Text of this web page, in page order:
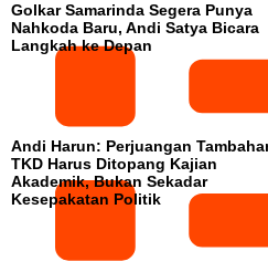
Golkar Samarinda Segera Punya
Nahkoda Baru, Andi Satya Bicara
Langkah ke Depan
Andi Harun: Perjuangan
TKD Harus Ditopang Kajian
Akademik, Bukan Sekadar
Kesepakatan Politik